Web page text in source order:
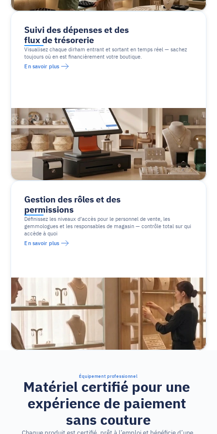
Suivi des dépenses et des
flux de trésorerie
Visualisez chaque dirham entrant et sortant en temps réel — sachez
toujours où en est financièrement votre boutique.
En savoir plus
Gestion des rôles et des
permissions
Définissez les niveaux d’accès pour le personnel de vente, les
gemmologues et les responsables de magasin — contrôle total sur qui
accède à quoi
En savoir plus
Équipement professionnel
Matériel certifié pour une
expérience de paiement
sans couture